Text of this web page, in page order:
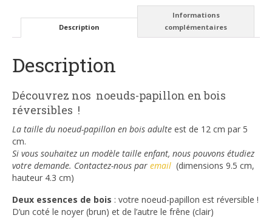
Description
Informations
complémentaires
Description
Découvrez nos noeuds-papillon en bois
réversibles !
La taille du noeud-papillon en bois adulte est de 12 cm par 5
cm.
Si vous souhaitez un modèle taille enfant, nous pouvons étudiez
votre demande. Contactez-nous par email (dimensions 9.5 cm,
hauteur 4.3 cm)
Deux essences de bois : votre noeud-papillon est réversible !
D’un coté le noyer (brun) et de l’autre le frêne (clair)